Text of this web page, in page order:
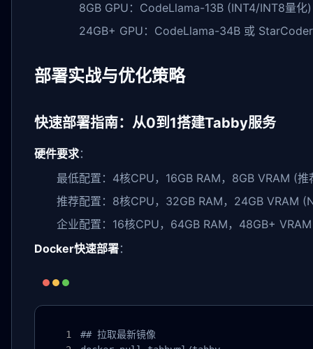
8GB GPU：CodeLlama-13B (INT4/INT8量化)
24GB+ GPU：CodeLlama-34B 或
部署实战与优化策略
快速部署指南：从0到1搭建Tabby服务
硬件要求：
最低配置：4核CPU，16GB RAM，8GB VRAM (
推荐配置：8核CPU，32GB RAM，24GB VRAM
企业配置：16核CPU，64GB RAM，48GB+
Docker快速部署：
## 拉取最新镜像